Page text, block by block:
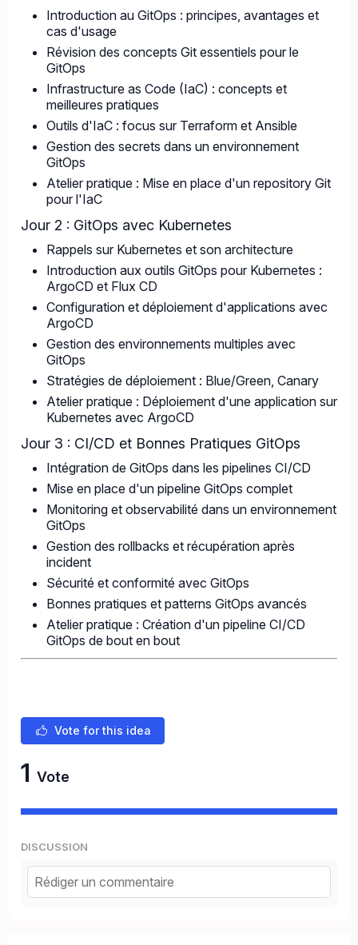
Introduction au GitOps : principes, avantages et
cas d'usage
Révision des concepts Git essentiels pour le
GitOps
Infrastructure as Code (IaC) : concepts et
meilleures pratiques
Outils d'IaC : focus sur Terraform et Ansible
Gestion des secrets dans un environnement
GitOps
Atelier pratique : Mise en place d'un repository Git
pour l'IaC
Jour 2 : GitOps avec Kubernetes
Rappels sur Kubernetes et son architecture
Introduction aux outils GitOps pour Kubernetes :
ArgoCD et Flux CD
Configuration et déploiement d'applications avec
ArgoCD
Gestion des environnements multiples avec
GitOps
Stratégies de déploiement : Blue/Green, Canary
Atelier pratique : Déploiement d'une application sur
Kubernetes avec ArgoCD
Jour 3 : CI/CD et Bonnes Pratiques GitOps
Intégration de GitOps dans les pipelines CI/CD
Mise en place d'un pipeline GitOps complet
Monitoring et observabilité dans un environnement
GitOps
Gestion des rollbacks et récupération après
incident
Sécurité et conformité avec GitOps
Bonnes pratiques et patterns GitOps avancés
Atelier pratique : Création d'un pipeline CI/CD
GitOps de bout en bout
Vote for this idea
1 Vote
DISCUSSION